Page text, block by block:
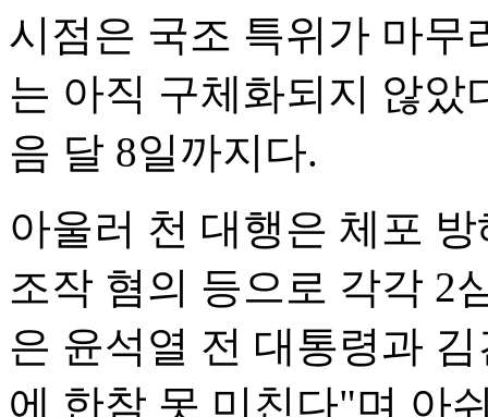
시점은 국조 특위가 마무
는 아직 구체화되지 않았
음 달 8일까지다.
아울러 천 대행은 체포
조작 혐의 등으로 각각 2
은 윤석열 전 대통령과
에 한참 못 미친다"며 아